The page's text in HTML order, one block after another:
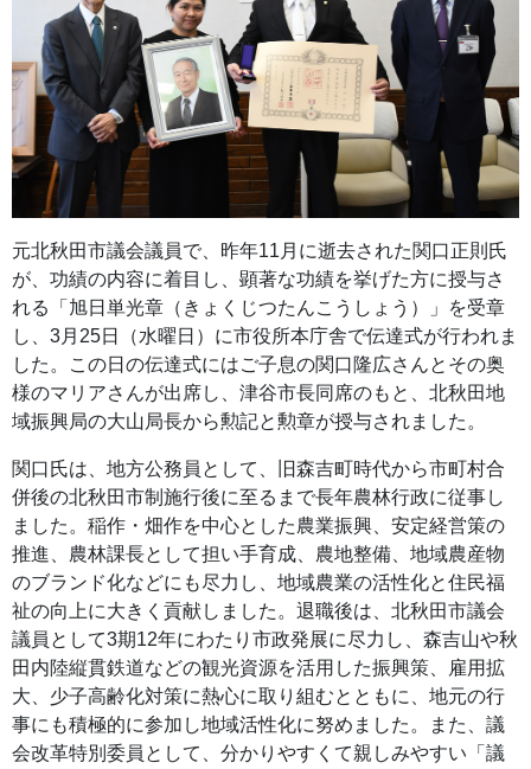
元北秋田市議会議員で、昨年11月に逝去された関口正則氏
が、功績の内容に着目し、顕著な功績を挙げた方に授与さ
れる「旭日単光章（きょくじつたんこうしょう）」を受章
し、3月25日（水曜日）に市役所本庁舎で伝達式が行われま
した。この日の伝達式にはご子息の関口隆広さんとその奥
様のマリアさんが出席し、津谷市長同席のもと、北秋田地
域振興局の大山局長から勲記と勲章が授与されました。
関口氏は、地方公務員として、旧森吉町時代から市町村合
併後の北秋田市制施行後に至るまで長年農林行政に従事し
ました。稲作・畑作を中心とした農業振興、安定経営策の
推進、農林課長として担い手育成、農地整備、地域農産物
のブランド化などにも尽力し、地域農業の活性化と住民福
祉の向上に大きく貢献しました。退職後は、北秋田市議会
議員として3期12年にわたり市政発展に尽力し、森吉山や秋
田内陸縦貫鉄道などの観光資源を活用した振興策、雇用拡
大、少子高齢化対策に熱心に取り組むとともに、地元の行
事にも積極的に参加し地域活性化に努めました。また、議
会改革特別委員として、分かりやすくて親しみやすい「議